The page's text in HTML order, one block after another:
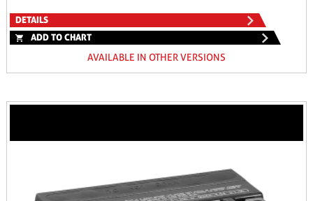
DETAILS
ADD TO CHART
AVAILABLE IN OTHER VERSIONS